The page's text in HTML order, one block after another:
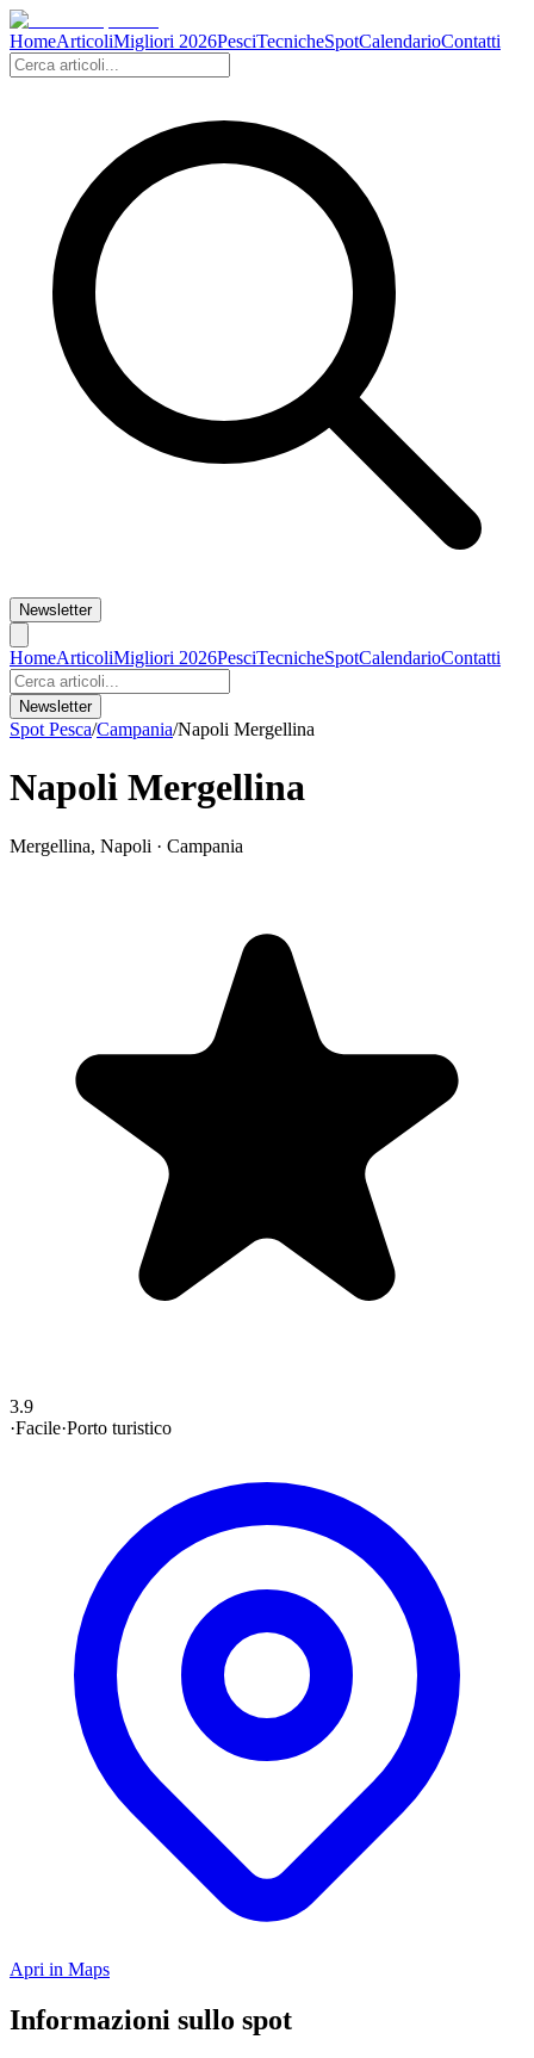
HomeArticoliMigliori 2026PesciTecnicheSpotCalendarioContatti
Newsletter
HomeArticoliMigliori 2026PesciTecnicheSpotCalendarioContatti
Newsletter
Spot Pesca/Campania/Napoli Mergellina
Napoli Mergellina
Mergellina, Napoli · Campania
3.9
·Facile·Porto turistico
Apri in Maps
Informazioni sullo spot